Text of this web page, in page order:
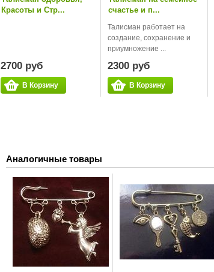
Красоты и Стр...
2700 руб
В Корзину
счастье и п...
Талисман работает на
создание, сохранение и
приумножение ...
2300 руб
В Корзину
Аналогичные товары